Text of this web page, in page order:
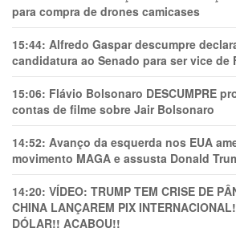
para compra de drones camicases
15:44: Alfredo Gaspar descumpre
candidatura ao Senado para ser vice de
15:06: Flávio Bolsonaro DESCUMPRE
contas de filme sobre Jair Bolsonaro
14:52: Avanço da esquerda nos EUA
movimento MAGA e assusta Donald
14:20: VÍDEO: TRUMP TEM CRlSE DE
CHINA LANÇAREM PIX
DÓLAR!! ACABOU!!